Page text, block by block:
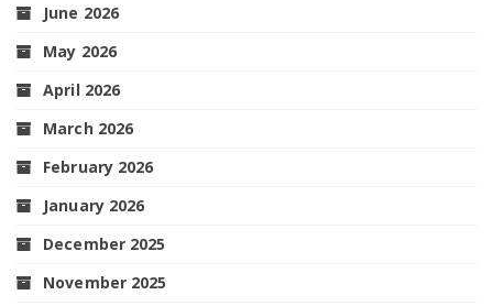
June 2026
May 2026
April 2026
March 2026
February 2026
January 2026
December 2025
November 2025